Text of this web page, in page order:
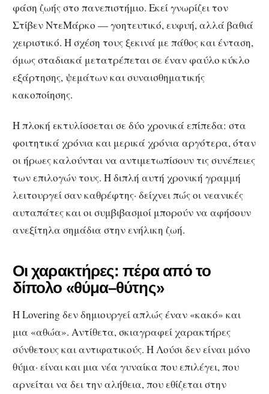
φάση ζωής στο πανεπιστήμιο. Εκεί γνωρίζει τον
Στίβεν ΝτεΜάρκο — γοητευτικό, ευφυή, αλλά βαθιά
χειριστικό. Η σχέση τους ξεκινά με πάθος και ένταση,
όμως σταδιακά μετατρέπεται σε έναν φαύλο κύκλο
εξάρτησης, ψεμάτων και συναισθηματικής
κακοποίησης.
Η πλοκή εκτυλίσσεται σε δύο χρονικά επίπεδα: στα
φοιτητικά χρόνια και μερικά χρόνια αργότερα, όταν
οι ήρωες καλούνται να αντιμετωπίσουν τις συνέπειες
των επιλογών τους. Η διπλή αυτή χρονική γραμμή
λειτουργεί σαν καθρέφτης· δείχνει πώς οι νεανικές
αυταπάτες και οι συμβιβασμοί μπορούν να αφήσουν
ανεξίτηλα σημάδια στην ενήλικη ζωή.
Οι χαρακτήρες: πέρα από το
δίπολο «θύμα–θύτης»
Η Lovering δεν δημιουργεί απλώς έναν «κακό» και
μια «αθώα». Αντίθετα, σκιαγραφεί χαρακτήρες
σύνθετους και αντιφατικούς. Η Λούσι δεν είναι μόνο
θύμα· είναι και μια νέα γυναίκα που επιλέγει, που
αρνείται να δει την αλήθεια, που εθίζεται στην